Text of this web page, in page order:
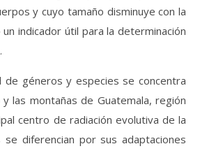
y cuyo tamaño disminuye con la
indicador útil para la determinación
de géneros y especies se concentra
las montañas de Guatemala, región
centro de radiación evolutiva de la
se diferencian por sus adaptaciones